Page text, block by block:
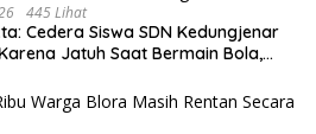
445 Lihat
Cedera Siswa SDN Kedungjenar
Jatuh Saat Bermain Bola,